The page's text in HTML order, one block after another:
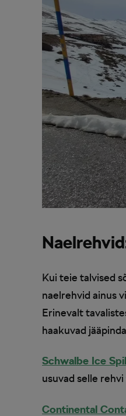
Kui teie talvised
naelrehvid ainus
Erinevalt
haakuvad
Schwalbe Ice
usuvad selle
Continental